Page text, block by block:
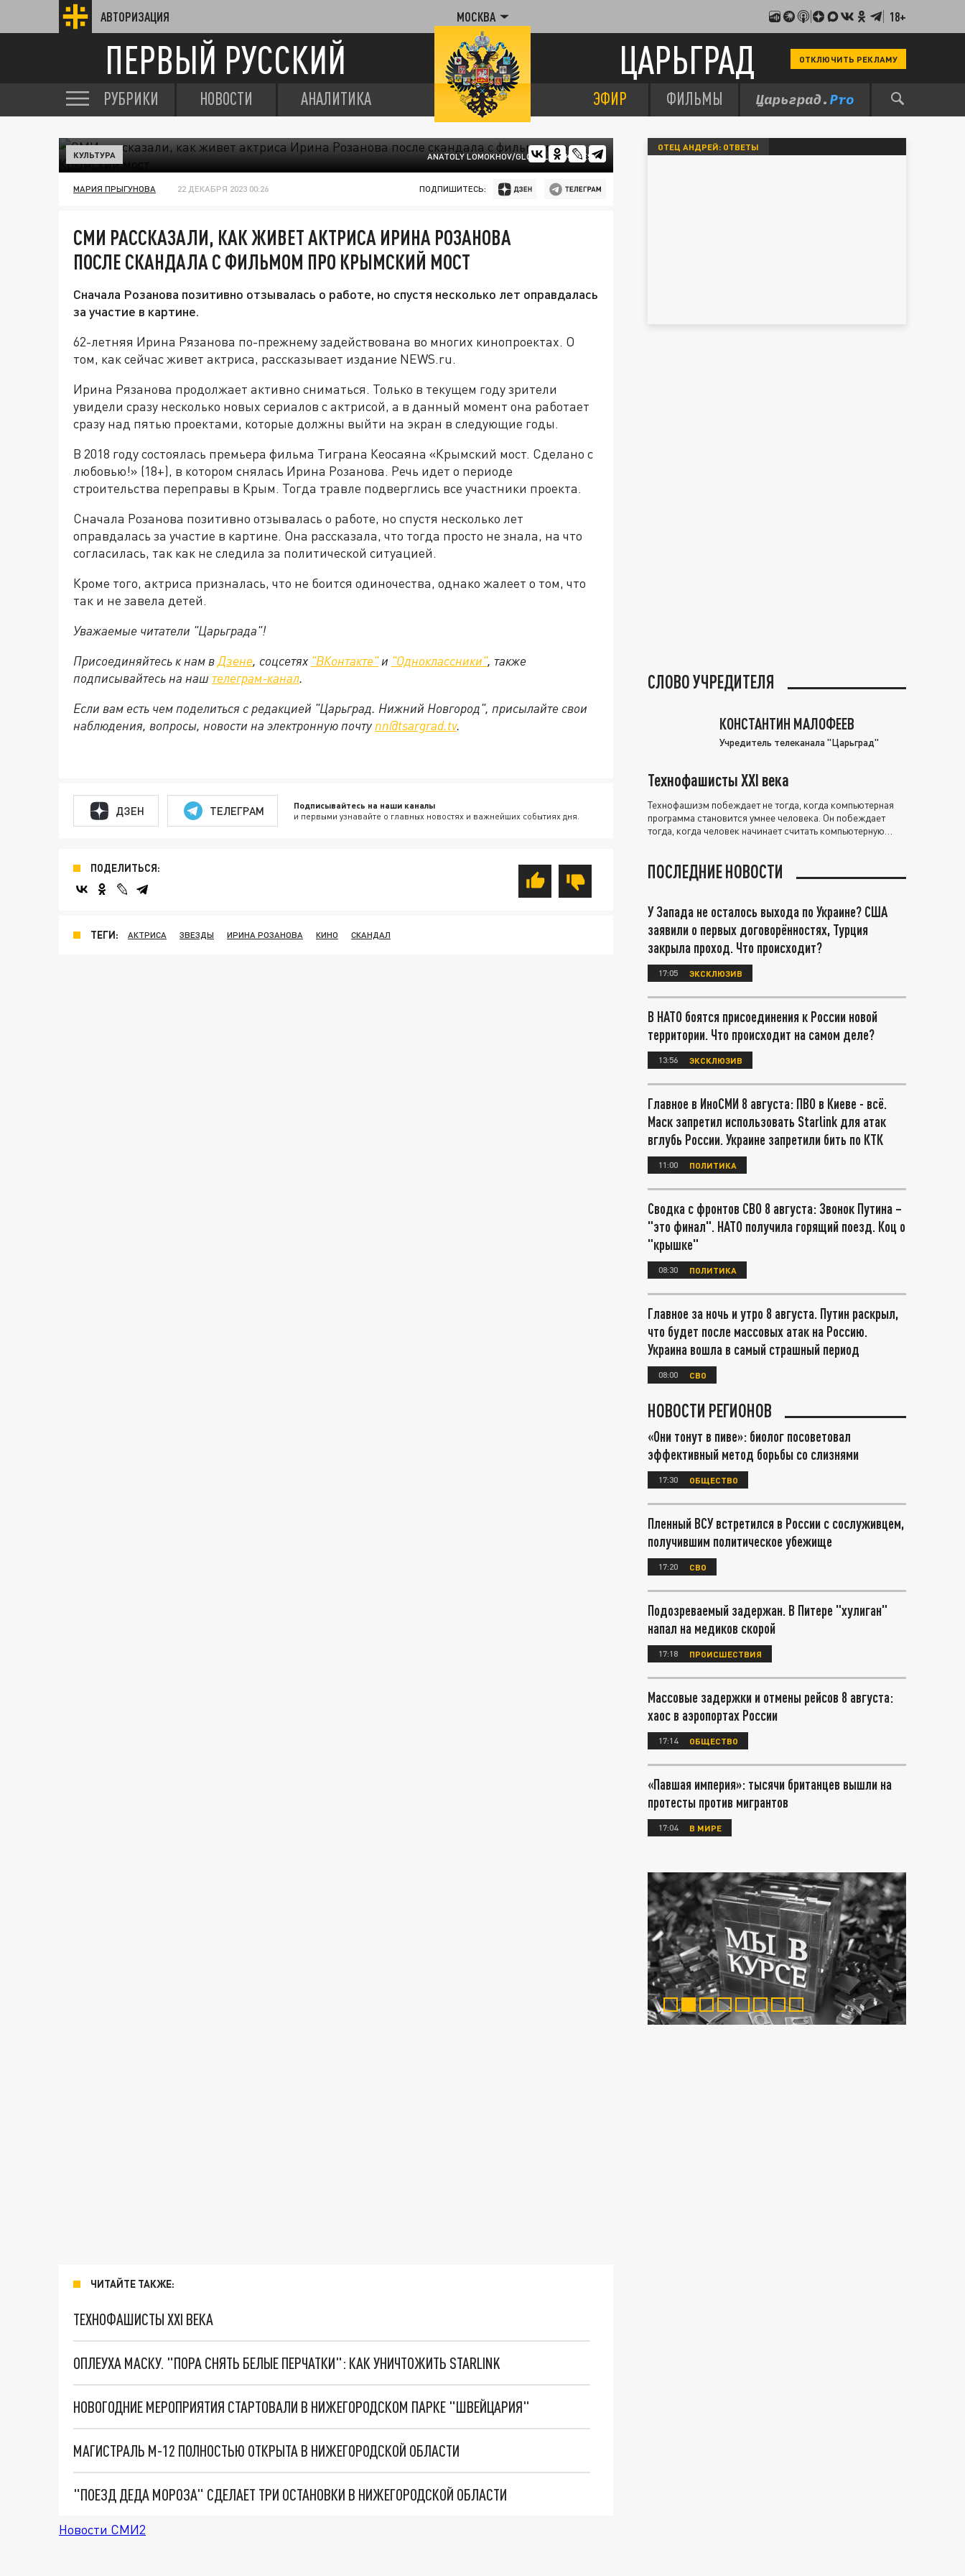
АВТОРИЗАЦИЯ МОСКВА 18+
ПЕРВЫЙ РУССКИЙ ЦАРЬГРАД ОТКЛЮЧИТЬ РЕКЛАМУ
РУБРИКИ НОВОСТИ АНАЛИТИКА ЭФИР ФИЛЬМЫ
ANATOLY LOMOKHOV/GLOBALLOOKPRESS
КУЛЬТУРА
МАРИЯ ПРЫГУНОВА 22 ДЕКАБРЯ 2023 00:26 ПОДПИШИТЕСЬ:
СМИ РАССКАЗАЛИ, КАК ЖИВЕТ АКТРИСА ИРИНА РОЗАНОВА
ПОСЛЕ СКАНДАЛА С ФИЛЬМОМ ПРО КРЫМСКИЙ МОСТ
Сначала Розанова позитивно отзывалась о работе, но спустя несколько лет оправдалась
за участие в картине.
62-летняя Ирина Рязанова по-прежнему задействована во многих кинопроектах. О
том, как сейчас живет актриса, рассказывает издание NEWS.ru.
Ирина Рязанова продолжает активно сниматься. Только в текущем году зрители
увидели сразу несколько новых сериалов с актрисой, а в данный момент она работает
сразу над пятью проектами, которые должны выйти на экран в следующие годы.
В 2018 году состоялась премьера фильма Тиграна Кеосаяна «Крымский мост. Сделано с
любовью!» (18+), в котором снялась Ирина Розанова. Речь идет о периоде
строительства переправы в Крым. Тогда травле подверглись все участники проекта.
Сначала Розанова позитивно отзывалась о работе, но спустя несколько лет
оправдалась за участие в картине. Она рассказала, что тогда просто не знала, на что
согласилась, так как не следила за политической ситуацией.
Кроме того, актриса призналась, что не боится одиночества, однако жалеет о том, что
так и не завела детей.
Уважаемые читатели "Царьграда"!
Присоединяйтесь к нам вДзене, соцсетях "ВКонтакте"и "Одноклассники", также
подписывайтесь на наш телеграм-канал.
Если вам есть чем поделиться с редакцией "Царьград. Нижний Новгород", присылайте свои
наблюдения, вопросы, новости на электронную почту nn@tsargrad.tv.
ДЗЕН ТЕЛЕГРАМ Подписывайтесь на наши каналы
и первыми узнавайте о главных новостях и важнейших событиях дня.
ПОДЕЛИТЬСЯ:
ТЕГИ: АКТРИСА ЗВЕЗДЫ ИРИНА РОЗАНОВА КИНО СКАНДАЛ
ЧИТАЙТЕ ТАКЖЕ:
ТЕХНОФАШИСТЫ XXI ВЕКА
ОПЛЕУХА МАСКУ. "ПОРА СНЯТЬ БЕЛЫЕ ПЕРЧАТКИ": КАК УНИЧТОЖИТЬ STARLINK
НОВОГОДНИЕ МЕРОПРИЯТИЯ СТАРТОВАЛИ В НИЖЕГОРОДСКОМ ПАРКЕ "ШВЕЙЦАРИЯ"
МАГИСТРАЛЬ М-12 ПОЛНОСТЬЮ ОТКРЫТА В НИЖЕГОРОДСКОЙ ОБЛАСТИ
"ПОЕЗД ДЕДА МОРОЗА" СДЕЛАЕТ ТРИ ОСТАНОВКИ В НИЖЕГОРОДСКОЙ ОБЛАСТИ
Новости СМИ2
ОТЕЦ АНДРЕЙ: ОТВЕТЫ
СЛОВО УЧРЕДИТЕЛЯ
КОНСТАНТИН МАЛОФЕЕВ
Учредитель телеканала "Царьград"
Технофашисты XXI века
Технофашизм побеждает не тогда, когда компьютерная
программа становится умнее человека. Он побеждает
тогда, когда человек начинает считать компьютерную
ПОСЛЕДНИЕ НОВОСТИ
У Запада не осталось выхода по Украине? США
заявили о первых договорённостях, Турция
закрыла проход. Что происходит?
17:05 ЭКСКЛЮЗИВ
В НАТО боятся присоединения к России новой
территории. Что происходит на самом деле?
13:56 ЭКСКЛЮЗИВ
Главное в ИноСМИ 8 августа: ПВО в Киеве - всё.
Маск запретил использовать Starlink для атак
вглубь России. Украине запретили бить по КТК
11:00 ПОЛИТИКА
Сводка с фронтов СВО 8 августа: Звонок Путина –
"это финал". НАТО получила горящий поезд. Коц о
"крышке"
08:30 ПОЛИТИКА
Главное за ночь и утро 8 августа. Путин раскрыл,
что будет после массовых атак на Россию.
Украина вошла в самый страшный период
08:00 СВО
НОВОСТИ РЕГИОНОВ
«Они тонут в пиве»: биолог посоветовал
эффективный метод борьбы со слизнями
17:30 ОБЩЕСТВО
Пленный ВСУ встретился в России с сослуживцем,
получившим политическое убежище
17:20 СВО
Подозреваемый задержан. В Питере "хулиган"
напал на медиков скорой
17:18 ПРОИСШЕСТВИЯ
Массовые задержки и отмены рейсов 8 августа:
хаос в аэропортах России
17:14 ОБЩЕСТВО
«Павшая империя»: тысячи британцев вышли на
протесты против мигрантов
17:04 В МИРЕ